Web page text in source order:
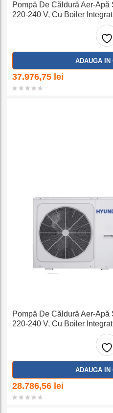
Pompă De Căldură Aer-
220-240 V, Cu Boiler
ADAUGA IN
37.976,75 lei
Pompă De Căldură Aer-
220-240 V, Cu Boiler
ADAUGA IN
28.786,56 lei